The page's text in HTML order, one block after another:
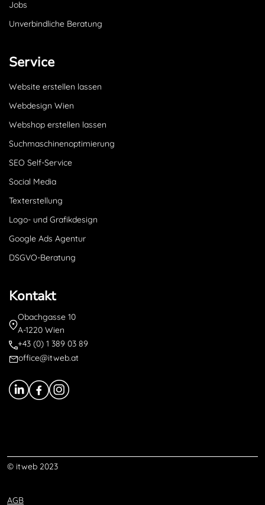
Jobs
Unverbindliche Beratung
Service
Website erstellen lassen
Webdesign Wien
Webshop erstellen lassen
Suchmaschinenoptimierung
SEO Self-Service
Social Media
Texterstellung
Logo- und Grafikdesign
Google Ads Agentur
DSGVO-Beratung
Kontakt
Obachgasse 10
A-1220 Wien
+43 (0) 1 389 03 89
office@itweb.at
© itweb 2023
AGB